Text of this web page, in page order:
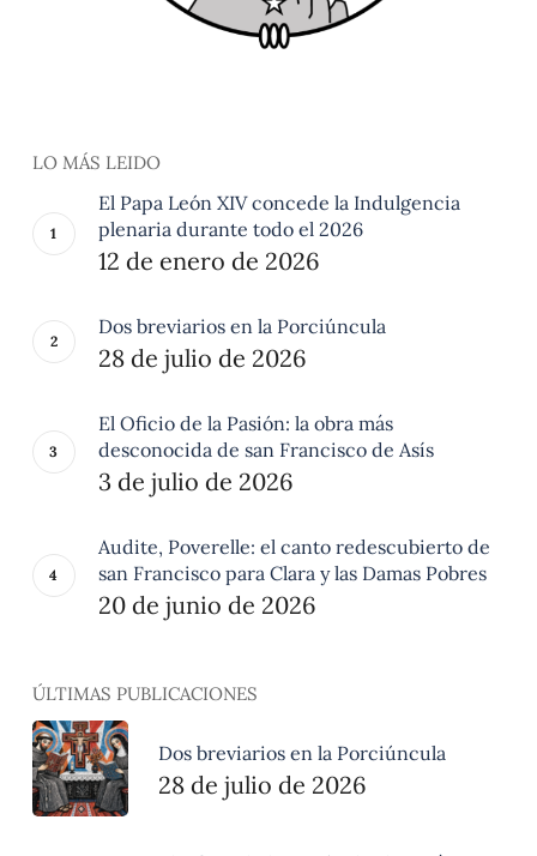
LO MÁS LEIDO
El Papa León XIV concede la Indulgencia
plenaria durante todo el 2026
12 de enero de 2026
Dos breviarios en la Porciúncula
28 de julio de 2026
El Oficio de la Pasión: la obra más
desconocida de san Francisco de Asís
3 de julio de 2026
Audite, Poverelle: el canto redescubierto de
san Francisco para Clara y las Damas Pobres
20 de junio de 2026
ÚLTIMAS PUBLICACIONES
Dos breviarios en la Porciúncula
28 de julio de 2026